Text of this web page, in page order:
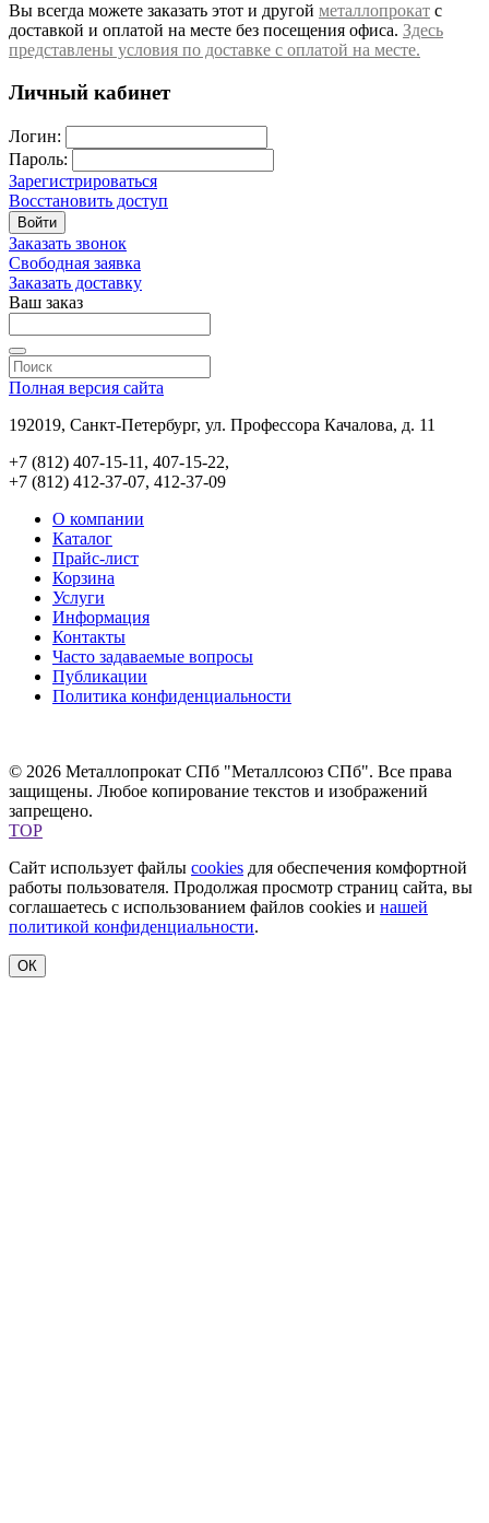
Вы всегда можете заказать этот и другой металлопрокат с
доставкой и оплатой на месте без посещения офиса. Здесь
представлены условия по доставке с оплатой на месте.
Личный кабинет
Логин:
Пароль:
Зарегистрироваться
Восстановить доступ
Войти
Заказать звонок
Свободная заявка
Заказать доставку
Ваш заказ
Полная версия сайта
192019, Санкт-Петербург, ул. Профессора Качалова, д. 11
+7 (812) 407-15-11, 407-15-22,
+7 (812) 412-37-07, 412-37-09
О компании
Каталог
Прайс-лист
Корзина
Услуги
Информация
Контакты
Часто задаваемые вопросы
Публикации
Политика конфиденциальности
© 2026 Металлопрокат СПб "Металлсоюз СПб". Все права
защищены. Любое копирование текстов и изображений
запрещено.
TOP
Сайт использует файлы cookies для обеспечения комфортной
работы пользователя. Продолжая просмотр страниц сайта, вы
соглашаетесь с использованием файлов cookies и нашей
политикой конфиденциальности.
ОК